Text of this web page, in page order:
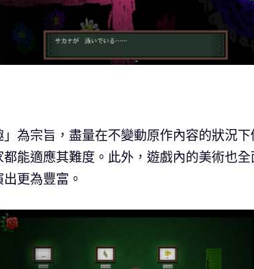
為宗旨，盡量在不變動原作內容的狀況下
能適應其難度。此外，遊戲內的美術也全
更為豐富。